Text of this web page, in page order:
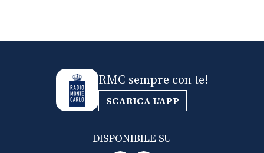
RMC sempre con te!
SCARICA L'APP
DISPONIBILE SU